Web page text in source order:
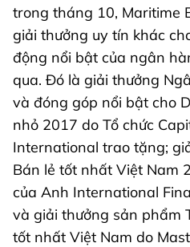
trong tháng 10, Maritime
giải thưởng uy tín khác
động nổi bật của ngân
qua. Đó là giải thưởng
và đóng góp nổi bật cho
nhỏ 2017 do Tổ chức
International trao tặng;
Bán lẻ tốt nhất Việt Nam
của Anh International
và giải thưởng sản phẩm
tốt nhất Việt Nam do